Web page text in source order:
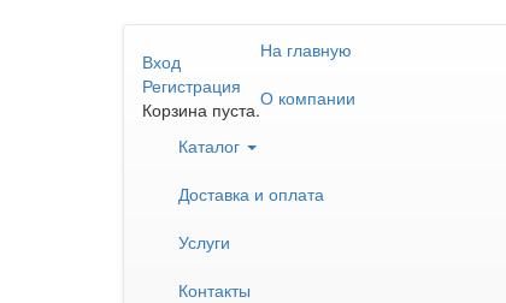
Вход
Регистрация
Корзина пуста.
На главную
О компании
Каталог
Доставка и оплата
Услуги
Контакты